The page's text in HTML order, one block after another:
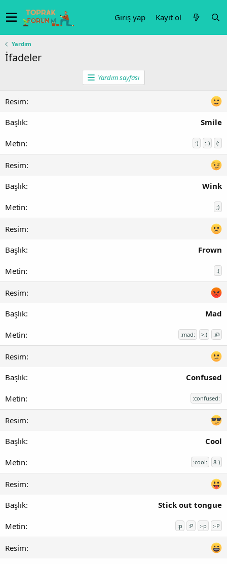
Giriş yap Kayıt ol
Yardım
İfadeler
Yardım sayfası
Smile
:) :-) (:
Wink
;)
Frown
:(
Mad
:mad: >:( :@
Confused
:confused:
Cool
:cool: 8-)
Stick out tongue
:p :P :-p :-P